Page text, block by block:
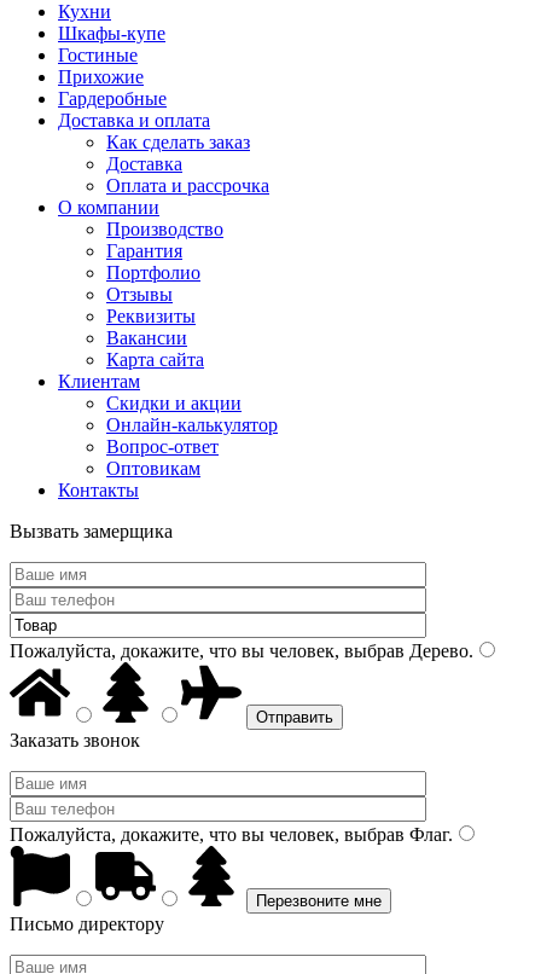
Кухни
Шкафы-купе
Гостиные
Прихожие
Гардеробные
Доставка и оплата
Как сделать заказ
Доставка
Оплата и рассрочка
О компании
Производство
Гарантия
Портфолио
Отзывы
Реквизиты
Вакансии
Карта сайта
Клиентам
Скидки и акции
Онлайн-калькулятор
Вопрос-ответ
Оптовикам
Контакты
Вызвать замерщика
Пожалуйста, докажите, что вы человек, выбрав Дерево.
Заказать звонок
Пожалуйста, докажите, что вы человек, выбрав Флаг.
Письмо директору